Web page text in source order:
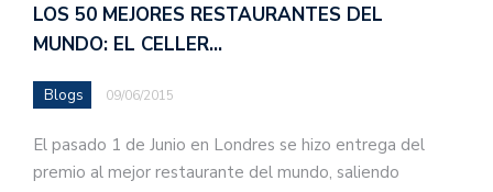
LOS 50 MEJORES RESTAURANTES DEL
MUNDO: EL CELLER…
Blogs 09/06/2015
El pasado 1 de Junio en Londres se hizo entrega del
premio al mejor restaurante del mundo, saliendo